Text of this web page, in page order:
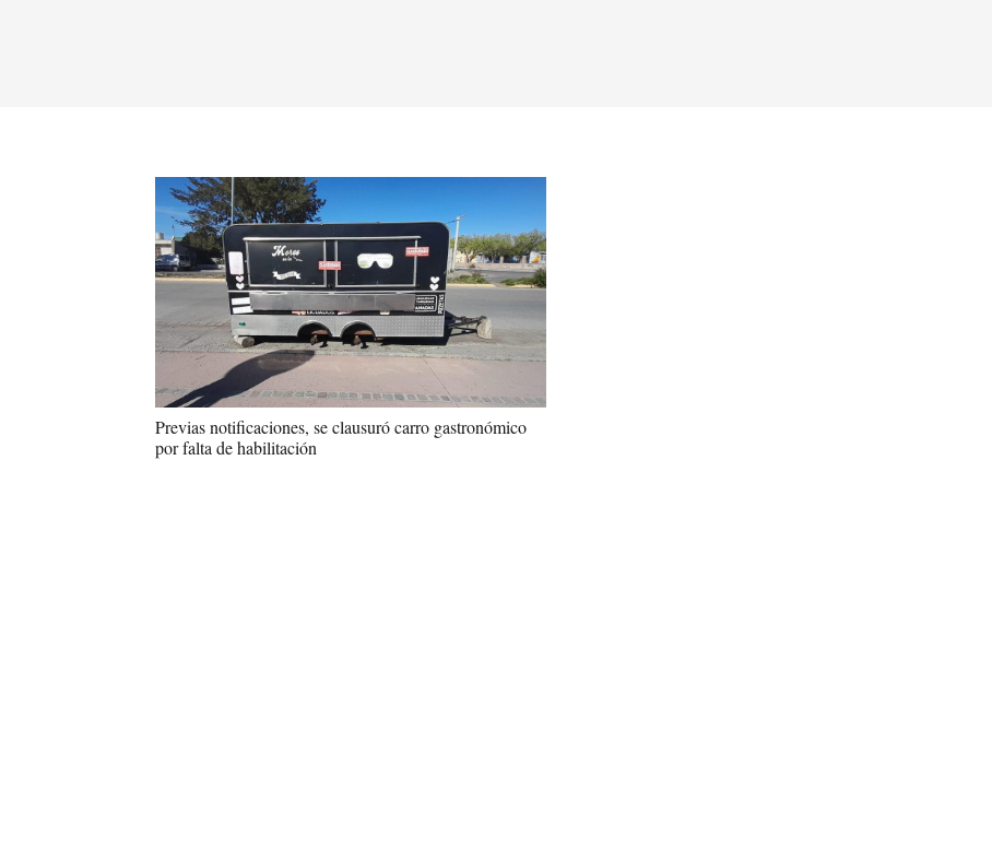
Previas notificaciones, se clausuró carro gastronómico
por falta de habilitación